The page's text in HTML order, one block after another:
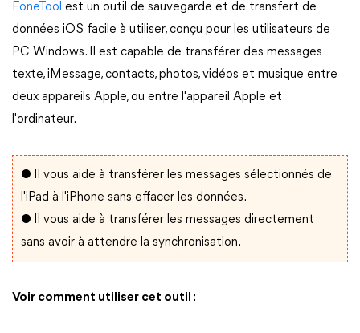
FoneTool est un outil de sauvegarde et de transfert de
données iOS facile à utiliser, conçu pour les utilisateurs de
PC Windows. Il est capable de transférer des messages
texte, iMessage, contacts, photos, vidéos et musique entre
deux appareils Apple, ou entre l'appareil Apple et
l'ordinateur.
●
Il vous aide à transférer les messages sélectionnés de
l'iPad à l'iPhone sans effacer les données.
●
Il vous aide à transférer les messages directement
sans avoir à attendre la synchronisation.
Voir comment utiliser cet outil :